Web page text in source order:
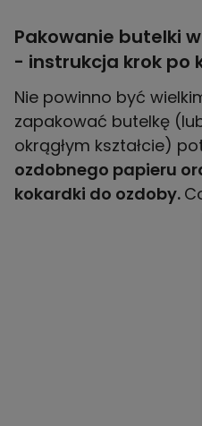
Pakowanie butelki
- instrukcja krok po
Nie powinno być
zapakować butelkę
okrągłym kształcie)
ozdobnego papieru
kokardki do ozdoby.